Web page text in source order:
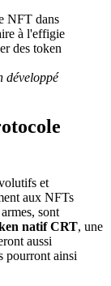
développé
et
aux NFTs
sont
natif CRT, une
aussi
pourront ainsi